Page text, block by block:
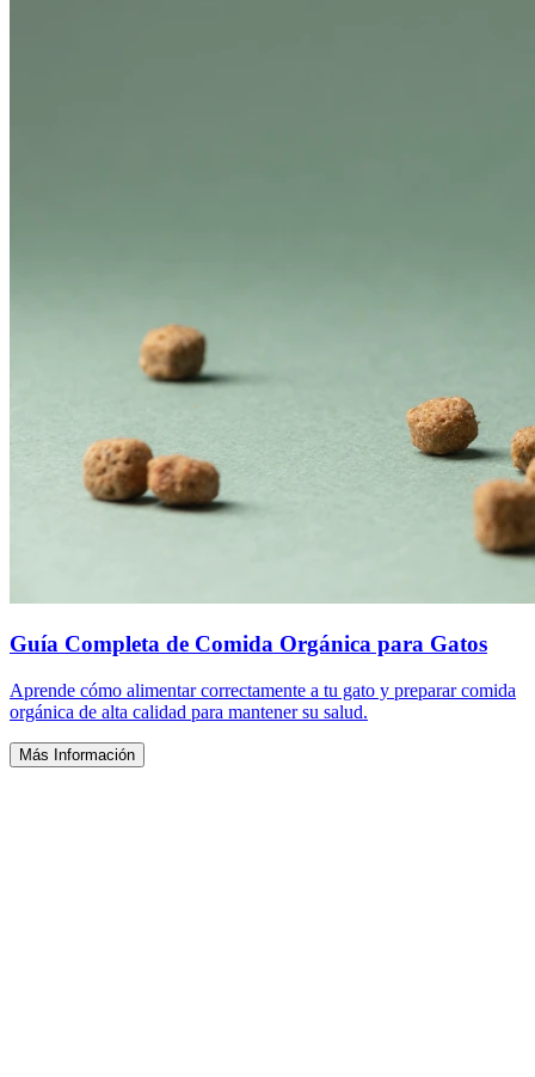
Guía Completa de Comida Orgánica para Gatos
Aprende cómo alimentar correctamente a tu gato y preparar comida
orgánica de alta calidad para mantener su salud.
Más Información